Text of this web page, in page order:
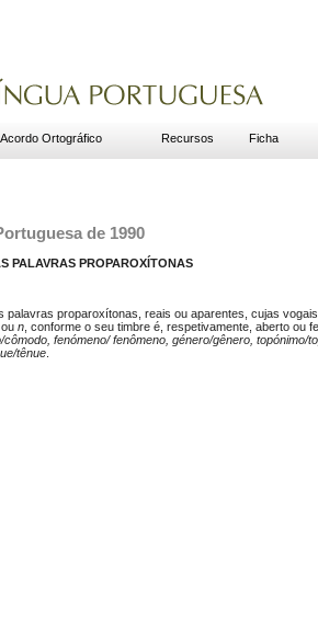
Acordo Ortográfico Recursos Ficha
de 1990
PALAVRAS PROPAROXÍTONAS
palavras proparoxítonas, reais ou aparentes, cujas
ou n , conforme o seu timbre é, respetivamente, aberto ou
fenómeno/ fenômeno, género/gênero, topónimo/
tênue